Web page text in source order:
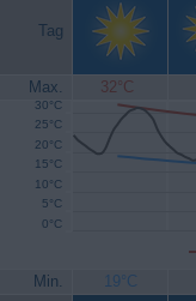
Tag
Max. 32°C
0°C
5°C
10°C
15°C
20°C
25°C
30°C
Min. 19°C